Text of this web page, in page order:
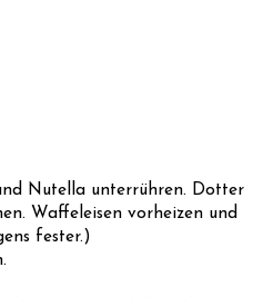
Nutella unterrühren. Dotter
Waffeleisen vorheizen und
fester.)